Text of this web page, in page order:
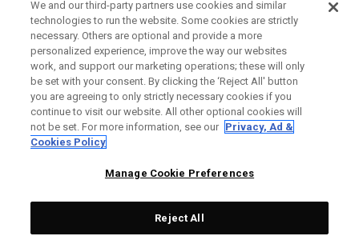
A PROPOS
MENTIONS LÉGALES
We and our third-party partners use cookies and similar
technologies to run the website. Some cookies are strictly
necessary. Others are optional and provide a more
personalized experience, improve the way our websites
work, and support our marketing operations; these will only
be set with your consent. By clicking the ‘Reject All' button
you are agreeing to only strictly necessary cookies if you
continue to visit our website. All other optional cookies will
not be set. For more information, see our Privacy, Ad &
Cookies Policy
Manage Cookie Preferences
Reject All